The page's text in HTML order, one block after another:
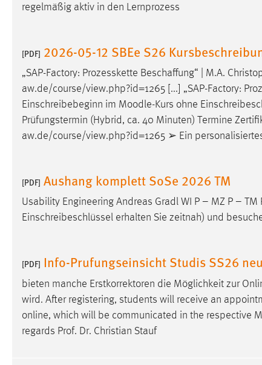
regelmäßig aktiv in den Lernprozess
[PDF] 2026-05-12 SBEe S26
„SAP-Factory: Prozesskette Beschaffung“ | M.A.
aw.de/course/view.php?id=1265 [...] „SAP-Factory:
Einschreibebeginn im Moodle-Kurs ohne
Prüfungstermin (Hybrid, ca. 40 Minuten) Termine
aw.de/course/view.php?id=1265 ➢ Ein
[PDF] Aushang komplett SoSe 2026 TM
Usability Engineering Andreas Gradl WI P – MZ P –
Einschreibeschlüssel erhalten Sie zeitnah) und
[PDF] Info-Prufungseinsicht Studis SS26 neu
bieten manche Erstkorrektoren die Möglichkeit zur
wird. After registering, students will receive an
online, which will be communicated in the respective
regards Prof. Dr. Christian Stauf
des Benutzers
Performance
Name: staticfilecache
Zweck:
Für performante Seitenauslieferung wird
in diesem Cookie gespeichert, ob man
eingeloggt ist.
Sprachpräferenz
Name: site-language-preference
Zweck:
Das Cookie speichert die gewählte
Cookie Laufzeit: 30 Tage
Chat
Name:
MibewSessionID, MIBEW_UserID,
mibew_locale, mibew-chat-frame-style-